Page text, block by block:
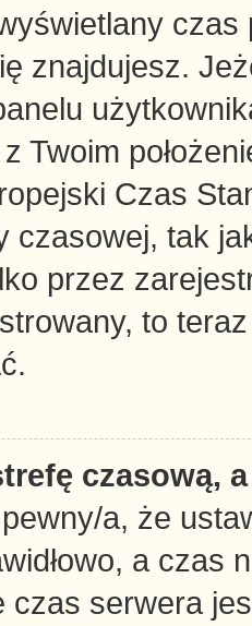
znajdujesz.
z Twoim
Czas
czasowej, tak
przez
to
czasową,
a, że
a czas
czas serwera